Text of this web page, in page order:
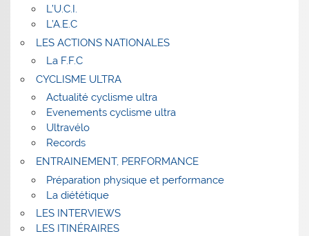
L’U.C.I.
L’A.E.C
LES ACTIONS NATIONALES
La F.F.C
CYCLISME ULTRA
Actualité cyclisme ultra
Evenements cyclisme ultra
Ultravélo
Records
ENTRAINEMENT, PERFORMANCE
Préparation physique et performance
La diététique
LES INTERVIEWS
LES ITINÉRAIRES